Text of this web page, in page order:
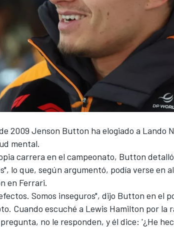
2009 Jenson Button ha elogiado a Lando
mental.
carrera en el campeonato, Button
lo que, según argumentó, podía verse en
en Ferrari.
Somos inseguros", dijo Button en el
Cuando escuché a Lewis Hamilton por la
no le responden, y él dice: '¿He